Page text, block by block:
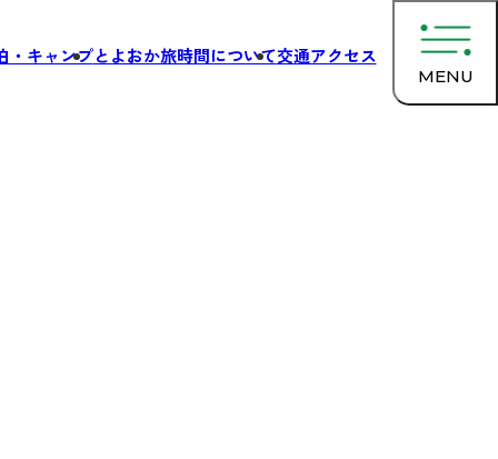
MENU
・キャンプとよおか旅時間について交通アクセス